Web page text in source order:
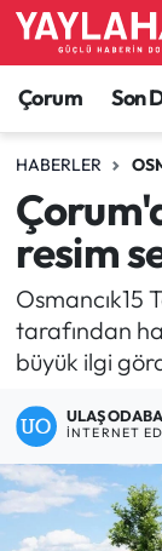
Çorum Son
HABERLER
resim
Osmancık15
tarafından
büyük ilgi
ULAŞ
İNTERNET
Alaca
Bayat
Bilgi -
Bilim ve
Çorum
Dodurga
Çorum
Çorum
Çorum
Çorum
TFF 1.Lig
Son
Haber